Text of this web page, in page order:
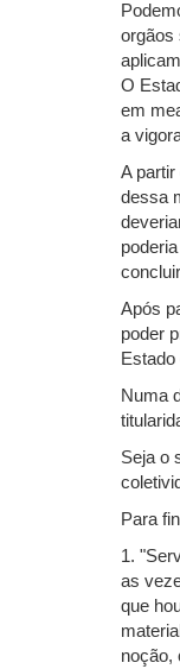
orgãos
O
em
a
A
dessa
Após
poder
Numa
Seja o
Para
1.
as
que
noção,